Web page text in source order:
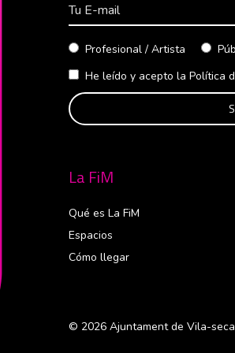
Correo Electrónico
Profesional / Artista
He leído y acepto la Política
La FiM
Qué es La FiM
Espacios
Cómo llegar
© 2026 Ajuntament de Vila-